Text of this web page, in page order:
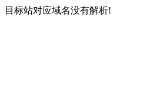
目标站对应域名没有解析!